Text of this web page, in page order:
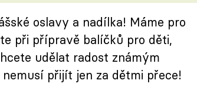
oslavy a nadílka! Máme pro
při přípravě balíčků pro děti,
udělat radost známým
přijít jen za dětmi přece!